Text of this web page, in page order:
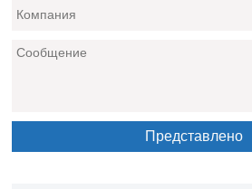
Представлено